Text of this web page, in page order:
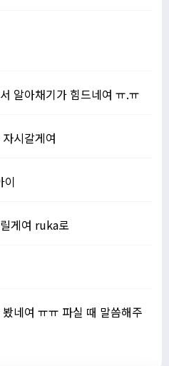
알아채기가 힘드네여 ㅠ.ㅠ
시갈게여
이
게여 ruka로
네여 ㅠㅠ 파실 때 말씀해주